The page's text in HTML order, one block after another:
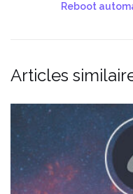
Reboot
Articles